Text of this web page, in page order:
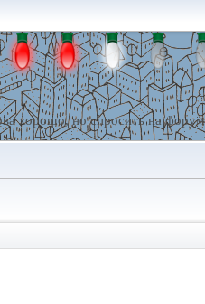
хорошо, но спросить на